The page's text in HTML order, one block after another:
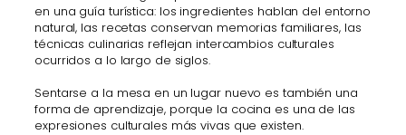
en una guía turística: los ingredientes hablan del entorno
natural, las recetas conservan memorias familiares, las
técnicas culinarias reflejan intercambios culturales
ocurridos a lo largo de siglos.
Sentarse a la mesa en un lugar nuevo es también una
forma de aprendizaje, porque la cocina es una de las
expresiones culturales más vivas que existen.